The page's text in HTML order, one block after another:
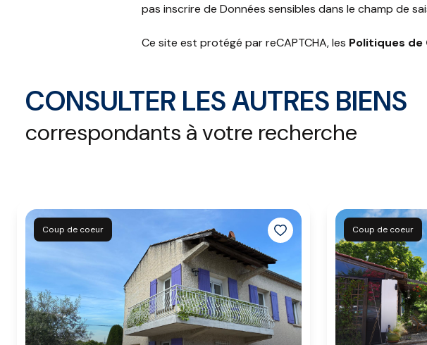
pas inscrire de Données sensibles dans le champ de
Ce site est protégé par reCAPTCHA, les Politiques
CONSULTER LES AUTRES BIENS
correspondants à votre recherche
Coup de coeur Coup de coeur